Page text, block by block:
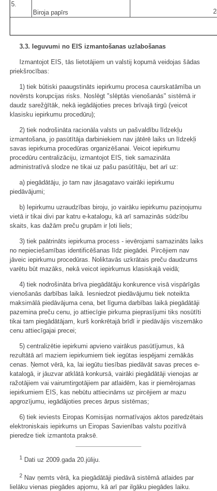
5.
Biroja papīrs
3.3. Ieguvumi no EIS izmantošanas uzlabošanas
Izmantojot EIS, tās lietotājiem un valstij kopumā veidojas šādas
priekšrocības:
1) tiek būtiski paaugstināts iepirkumu procesa caurskatāmība un
novērsts korupcijas risks. Noslēgt "slēptās vienošanās" sistēmā ir
daudz sarežģītāk, nekā iegādājoties preces brīvajā tirgū (veicot
klasisku iepirkumu procedūru);
2) tiek nodrošināta racionāla valsts un pašvaldību līdzekļu
izmantošana, jo pasūtītāja darbiniekiem nav jātērē laiks un līdzekļi
savas iepirkuma procedūras organizēšanai. Veicot iepirkumu
procedūru centralizāciju, izmantojot EIS, tiek samazināta
administratīvā slodze ne tikai uz pašu pasūtītāju, bet arī uz:
a) piegādātāju, jo tam nav jāsagatavo vairāki iepirkumu
piedāvājumi;
b) Iepirkumu uzraudzības biroju, jo vairāku iepirkumu paziņojumu
vietā ir tikai divi par katru e-katalogu, kā arī samazinās sūdzību
skaits, kas dažām preču grupām ir ļoti liels;
3) tiek paātrināts iepirkuma process - ievērojami samazināts laiks
no nepieciešamības identificēšanas līdz piegādei. Pircējiem nav
jāveic iepirkumu procedūras. Noliktavās uzkrātais preču daudzums
varētu būt mazāks, nekā veicot iepirkumus klasiskajā veidā;
4) tiek nodrošināta brīva piegādātāju konkurence visā vispārīgās
vienošanās darbības laikā. Iesniedzot piedāvājumu tiek noteikta
maksimālā piedāvājuma cena, bet līguma darbības laikā piegādātāji
pazemina preču cenu, jo attiecīgie pirkuma pieprasījumi tiks nosūtīti
tikai tam piegādātājam, kurš konkrētajā brīdī ir piedāvājis viszemāko
cenu attiecīgajai precei;
5) centralizētie iepirkumi apvieno vairākus pasūtījumus, kā
rezultātā arī maziem iepirkumiem tiek iegūtas iespējami zemākās
cenas. Ņemot vērā, ka, lai iegūtu tiesības piedāvāt savas preces e-
katalogā, ir jāuzvar atklātā konkursā, vairāki piegādātāji vienojas ar
ražotājiem vai vairumtirgotājiem par atlaidēm, kas ir piemērojamas
iepirkumiem EIS, kas nebūtu attiecināms uz pircējiem ar mazu
apgrozījumu, iegādājoties preces ārpus sistēmas;
6) tiek ieviests Eiropas Komisijas normatīvajos aktos paredzētais
elektroniskais iepirkums un Eiropas Savienības valstu pozitīvā
pieredze tiek izmantota praksē.
1 Dati uz 2009.gada 20.jūliju.
2 Nav ņemts vērā, ka piegādātāji piedāvā sistēmā atlaides par
lielāku vienas piegādes apjomu, kā arī par ilgāku piegādes laiku.